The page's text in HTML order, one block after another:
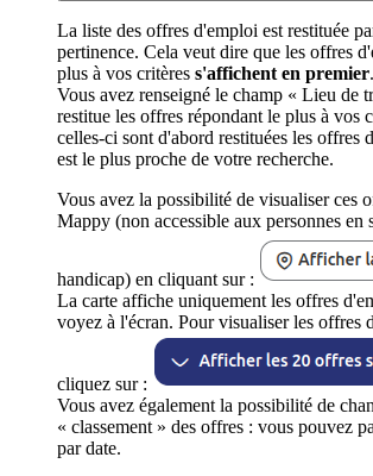
La liste des offres d'emploi est restituée
pertinence. Cela veut dire que les offres
plus à vos critères s'affichent en premier.
Vous avez renseigné le champ « Lieu de
restitue les offres répondant le plus à vos
celles-ci sont d'abord restituées les offres
est le plus proche de votre recherche.
Vous avez la possibilité de visualiser ces
Mappy (non accessible aux personnes en
handicap) en cliquant sur :
La carte affiche uniquement les offres
voyez à l'écran. Pour visualiser les offres
cliquez sur :
Vous avez également la possibilité de
« classement » des offres : vous pouvez
par date.